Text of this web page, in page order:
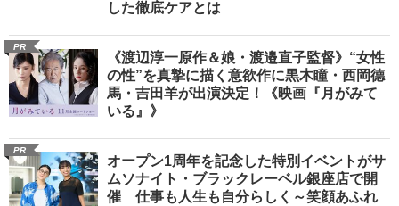
した徹底ケアとは
PR
《渡辺淳一原作＆娘・渡邉直子監督》“女性
の性”を真摯に描く意欲作に黒木瞳・西岡德
馬・吉田羊が出演決定！《映画『月がみて
いる』》
PR
オープン1周年を記念した特別イベントがサ
ムソナイト・ブラックレーベル銀座店で開
催 仕事も人生も自分らしく～笑顔あふれ